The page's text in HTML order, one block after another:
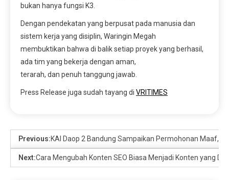
bukan hanya fungsi K3.
Dengan pendekatan yang berpusat pada manusia dan
sistem kerja yang disiplin, Waringin Megah
membuktikan bahwa di balik setiap proyek yang berhasil,
ada tim yang bekerja dengan aman,
terarah, dan penuh tanggung jawab.
Press Release juga sudah tayang di VRITIMES
Previous:KAI Daop 2 Bandung Sampaikan Permohonan Maaf,
Next:Cara Mengubah Konten SEO Biasa Menjadi Konten yang